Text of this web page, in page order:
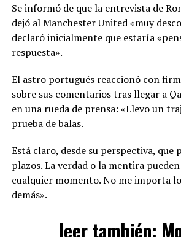
Se informó de que la entrevista de
dejó al Manchester United «muy
declaró inicialmente que estaría
respuesta».
El astro portugués reaccionó con
sobre sus comentarios tras llegar a
en una rueda de prensa: «Llevo un
prueba de balas.
Está claro, desde su perspectiva, que
plazos. La verdad o la mentira
cualquier momento. No me importa
demás».
leer también: